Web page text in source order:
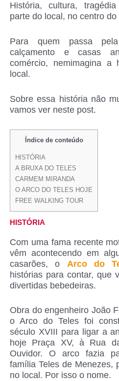
História, cultura,
parte do local, no centro do
Para quem passa
calçamento e casas
comércio, nemimagina a
local.
Sobre essa história não
vamos ver neste post.
Índice de conteúdo
HISTÓRIA
A BRUXA DO TELES
CARMEM MIRANDA
O ARCO DO TELES HOJE
FREE WALKING TOUR
HISTÓRIA
Com uma fama recente
vêm acontecendo em
casarões, o Arco do
histórias para contar, que
divertidas bebedeiras.
Obra do engenheiro João
o Arco do Teles foi
século XVIII para ligar a
hoje Praça XV, à Rua
Ouvidor. O arco fazia
família Teles de Menezes,
no local. Por isso o nome.